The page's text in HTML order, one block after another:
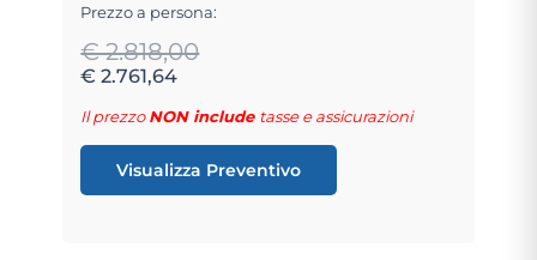
Prezzo a persona:
€ 2.818,00
€ 2.761,64
Il prezzoNON include tasse e assicurazioni
Visualizza Preventivo